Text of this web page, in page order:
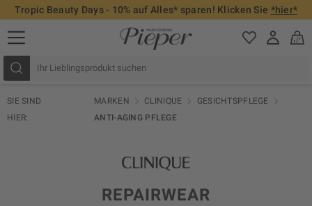
Tropic Beauty Days - 10% auf Alles* sparen! Klicken Sie *hier*
SIE SIND
HIER:
MARKEN CLINIQUE
GESICHTSPFLEGE
ANTI-AGING PFLEGE
REPAIRWEAR